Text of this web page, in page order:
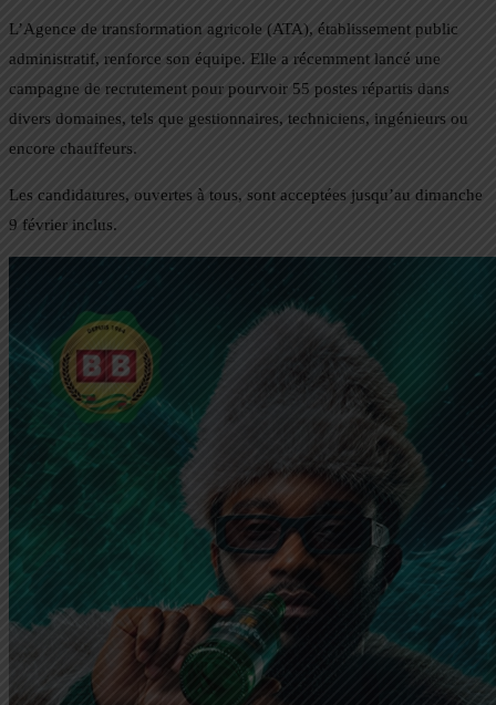
L’Agence de transformation agricole (ATA), établissement public
administratif, renforce son équipe. Elle a récemment lancé une
campagne de recrutement pour pourvoir 55 postes répartis dans
divers domaines, tels que gestionnaires, techniciens, ingénieurs ou
encore chauffeurs.
Les candidatures, ouvertes à tous, sont acceptées jusqu’au dimanche
9 février inclus.